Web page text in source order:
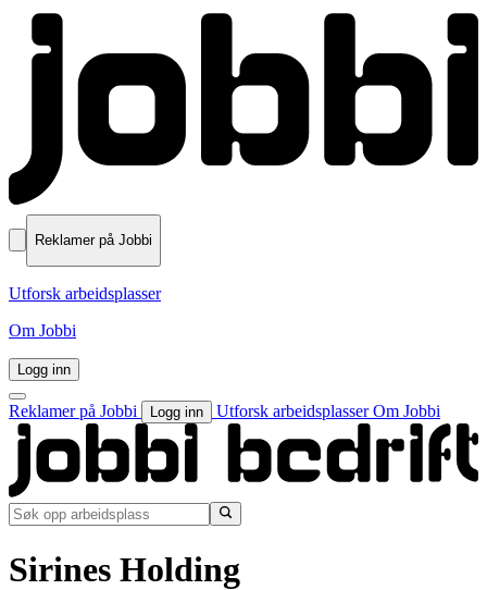
Reklamer på Jobbi
Utforsk arbeidsplasser
Om Jobbi
Logg inn
Reklamer på Jobbi Logg inn Utforsk arbeidsplasserOm Jobbi
Sirines Holding